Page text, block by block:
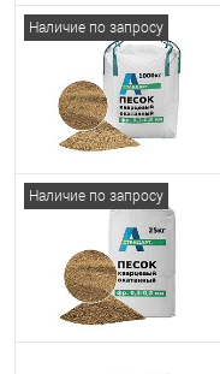
Наличие по запросу
Наличие по запросу